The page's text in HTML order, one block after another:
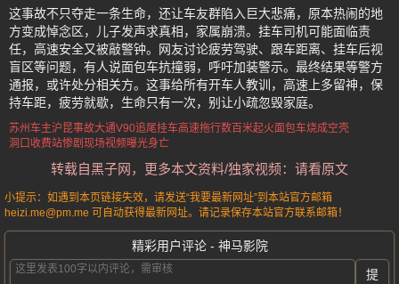
这事故不只夺走一条生命，还让车友群陷入巨大悲痛，原本热闹的地
方变成悼念区，儿子发声求真相，家属崩溃。挂车司机可能面临责
任，高速安全又被敲警钟。网友讨论疲劳驾驶、跟车距离、挂车后视
盲区等问题，有人说面包车抗撞弱，呼吁加装警示。最终结果等警方
通报，或许处分相关方。这事给所有开车人教训，高速上多留神，保
持车距，疲劳就歇，生命只有一次，别让小疏忽毁家庭。
苏州车主沪昆事故大通V90追尾挂车高速拖行数百米起火面包车烧成空壳
洞口收费站惨剧 现场视频曝光身亡
转载自黑子网，更多本文资料/独家视频：请看原文
小提示：如遇到本页链接失效，请发送“我要最新网址”到本站官方邮箱
heizi.me@pm.me 可自动获得最新网址。请记录保存本站官方联系邮箱！
精彩用户评论 - 神马影院
提